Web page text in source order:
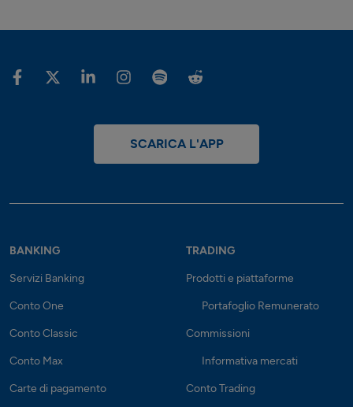
SCARICA L'APP
BANKING
Servizi Banking
Conto One
Conto Classic
Conto Max
Carte di pagamento
TRADING
Prodotti e piattaforme
Portafoglio Remunerato
Commissioni
Informativa mercati
Conto Trading